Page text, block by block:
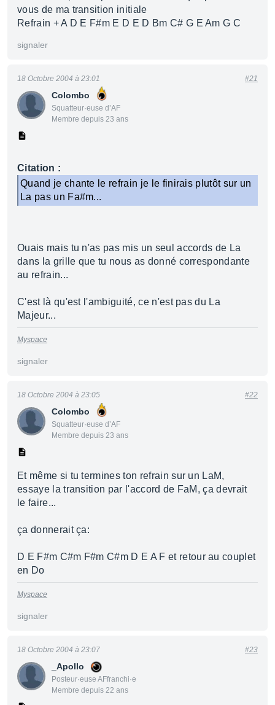
vous de ma transition initiale
Refrain + A D E F#m E D E D Bm C# G E Am G C
signaler
Colombo
Squatteur·euse d’AF
Membre depuis 23 ans
18 Octobre 2004 à 23:01 #21
Citation :
Quand je chante le refrain je le finirais plutôt sur un
La pas un Fa#m...
Ouais mais tu n'as pas mis un seul accords de La
dans la grille que tu nous as donné correspondante
au refrain...
C'est là qu'est l'ambiguité, ce n'est pas du La
Majeur...
Myspace
signaler
Colombo
Squatteur·euse d’AF
Membre depuis 23 ans
18 Octobre 2004 à 23:05 #22
Et même si tu termines ton refrain sur un LaM,
essaye la transition par l'accord de FaM, ça devrait
le faire...
ça donnerait ça:
D E F#m C#m F#m C#m D E A F et retour au couplet
en Do
Myspace
signaler
_Apollo
Posteur·euse AFfranchi·e
Membre depuis 22 ans
18 Octobre 2004 à 23:07 #23